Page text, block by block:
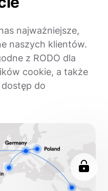
najważniejsze,
naszych klientów.
z RODO dla
cookie, a także
do